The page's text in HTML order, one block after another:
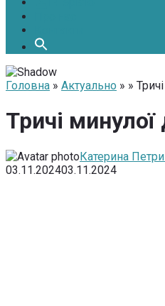
Головна » Актуально » »
Тричі
Катерина
03.11.202403.11.2024